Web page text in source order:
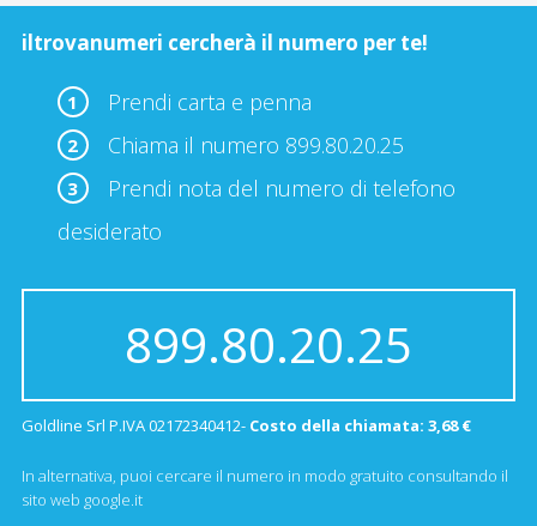
iltrovanumeri cercherà il numero per te!
1 Prendi carta e penna
2 Chiama il numero 899.80.20.25
3
Prendi nota del numero di telefono
desiderato
899.80.20.25
Goldline Srl P.IVA 02172340412- Costo della chiamata: 3,68 €
In alternativa, puoi cercare il numero in modo gratuito consultando il
sito web google.it